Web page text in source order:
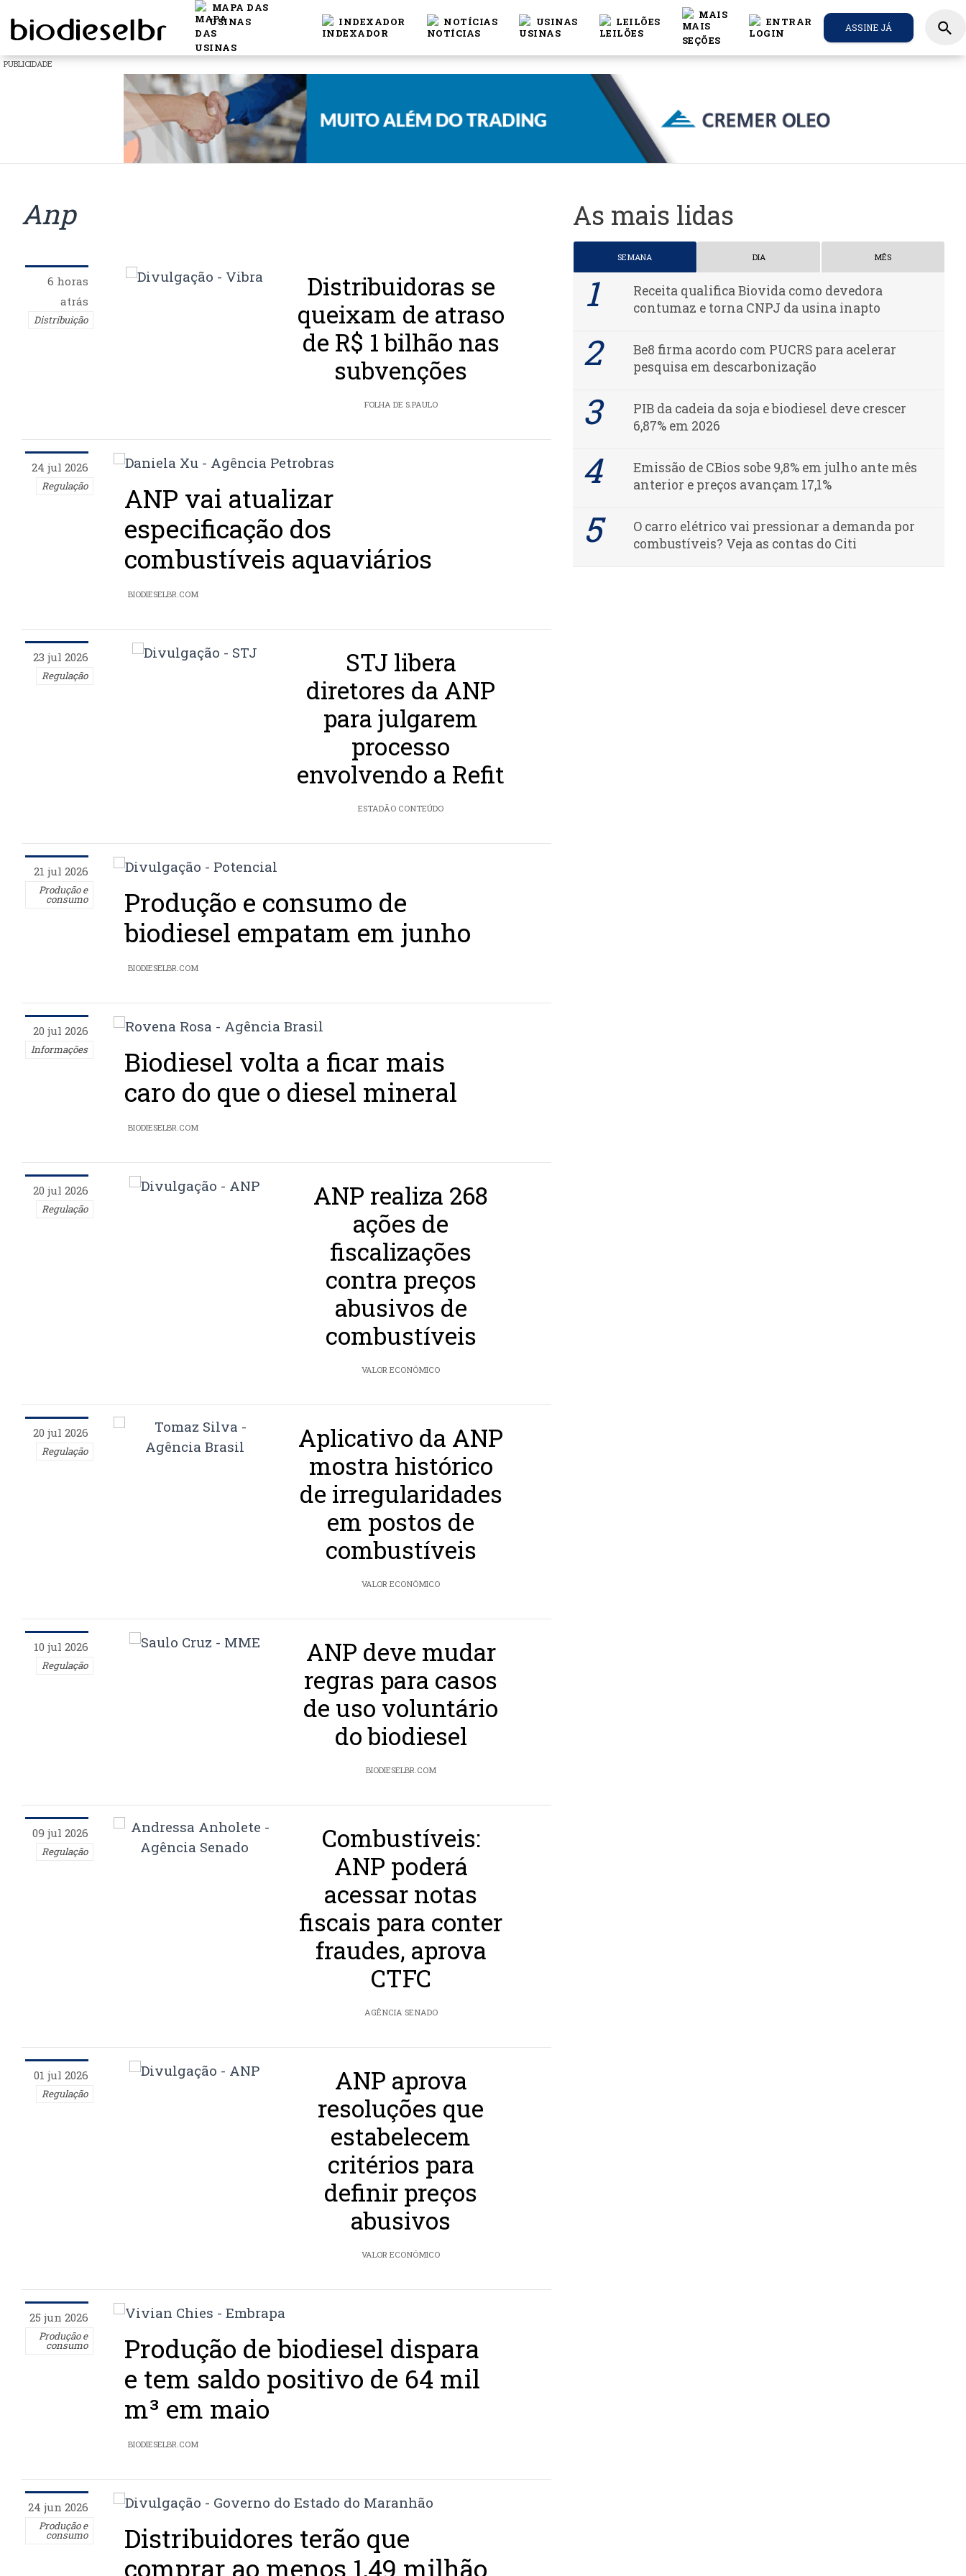
MAPA DAS
USINAS
INDEXADOR NOTÍCIAS USINAS LEILÕES
MAIS
ENTRAR ASSINE JÁ search
PUBLICIDADE
Anp
6 horas
atrás
Distribuição
Distribuidoras se
queixam de atraso
de R$ 1 bilhão nas
subvenções
FOLHA DE S.PAULO
24 jul 2026
Regulação
ANP vai atualizar
especificação dos
combustíveis aquaviários
BIODIESELBR.COM
23 jul 2026
Regulação
STJ libera
diretores da ANP
para julgarem
processo
envolvendo a Refit
ESTADÃO CONTEÚDO
21 jul 2026
Produção e
consumo
Produção e consumo de
biodiesel empatam em junho
BIODIESELBR.COM
20 jul 2026
Informações
Biodiesel volta a ficar mais
caro do que o diesel mineral
BIODIESELBR.COM
20 jul 2026
Regulação
ANP realiza 268
ações de
fiscalizações
contra preços
abusivos de
combustíveis
VALOR ECONÔMICO
20 jul 2026
Regulação
Aplicativo da ANP
mostra histórico
de irregularidades
em postos de
combustíveis
VALOR ECONÔMICO
10 jul 2026
Regulação
ANP deve mudar
regras para casos
de uso voluntário
do biodiesel
BIODIESELBR.COM
09 jul 2026
Regulação
Combustíveis:
ANP poderá
acessar notas
fiscais para conter
fraudes, aprova
CTFC
AGÊNCIA SENADO
01 jul 2026
Regulação
ANP aprova
resoluções que
estabelecem
critérios para
definir preços
abusivos
VALOR ECONÔMICO
25 jun 2026
Produção e
consumo
Produção de biodiesel dispara
e tem saldo positivo de 64 mil
m³ em maio
BIODIESELBR.COM
24 jun 2026
Produção e
consumo
Distribuidores terão que
comprar ao menos 1,49 milhão
As mais lidas
SEMANA DIA MÊS
Receita qualifica Biovida como devedora
contumaz e torna CNPJ da usina inapto
Be8 firma acordo com PUCRS para acelerar
pesquisa em descarbonização
PIB da cadeia da soja e biodiesel deve crescer
6,87% em 2026
Emissão de CBios sobe 9,8% em julho ante mês
anterior e preços avançam 17,1%
O carro elétrico vai pressionar a demanda por
combustíveis? Veja as contas do Citi